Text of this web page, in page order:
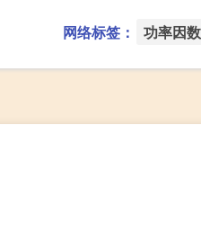
网络标签： 功率因数